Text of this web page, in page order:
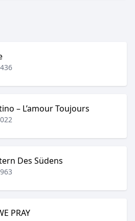
– L’amour Toujours
Des Südens
PRAY